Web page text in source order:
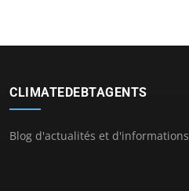
CLIMATEDEBTAGENTS
Blog d'actualités et d'informations